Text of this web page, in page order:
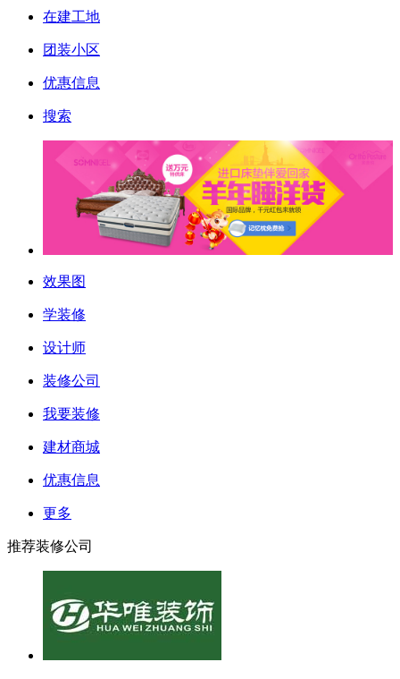
在建工地
团装小区
优惠信息
搜索
效果图
学装修
设计师
装修公司
我要装修
建材商城
优惠信息
更多
推荐装修公司